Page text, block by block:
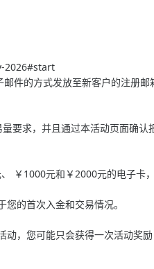
2026#start
件的方式发放至新客户的注册邮
要求，并且通过本活动页面确
￥1000元和￥2000元的电子卡
的首次入金和交易情况。
，您可能只会获得一次活动奖励